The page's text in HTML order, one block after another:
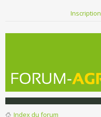
Inscription
Index du forum